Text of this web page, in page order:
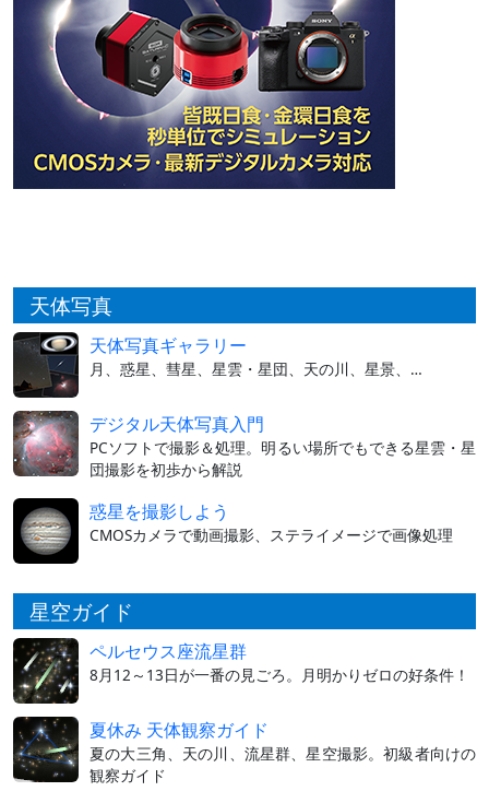
天体写真
天体写真ギャラリー
月、惑星、彗星、星雲・星団、天の川、星景、…
デジタル天体写真入門
PCソフトで撮影＆処理。明るい場所でもできる星雲・星
団撮影を初歩から解説
惑星を撮影しよう
CMOSカメラで動画撮影、ステライメージで画像処理
星空ガイド
ペルセウス座流星群
8月12～13日が一番の見ごろ。月明かりゼロの好条件！
夏休み 天体観察ガイド
夏の大三角、天の川、流星群、星空撮影。初級者向けの
観察ガイド